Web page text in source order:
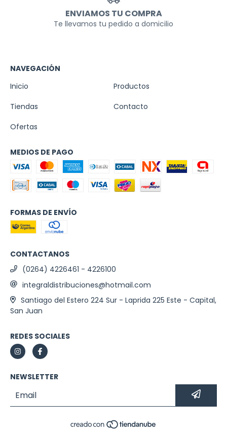
ENVIAMOS TU COMPRA
Te llevamos tu pedido a domicilio
NAVEGACIÓN
Inicio
Productos
Tiendas
Contacto
Ofertas
MEDIOS DE PAGO
FORMAS DE ENVÍO
CONTACTANOS
(0264) 4226461 - 4226100
integraldistribuciones@hotmail.com
Santiago del Estero 224 Sur - Laprida 225 Este - Capital,
San Juan
REDES SOCIALES
NEWSLETTER